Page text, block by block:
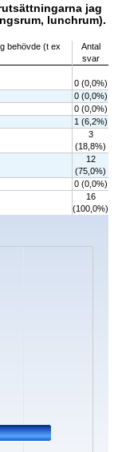
jag
lunchrum).
behövde (t ex
Antal
svar
0 (0,0%)
0 (0,0%)
0 (0,0%)
1 (6,2%)
3
(18,8%)
12
(75,0%)
0 (0,0%)
16
(100,0%)